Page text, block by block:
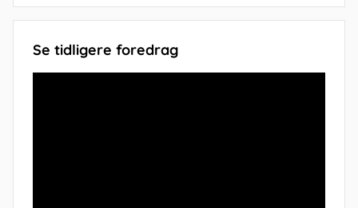
Se tidligere foredrag